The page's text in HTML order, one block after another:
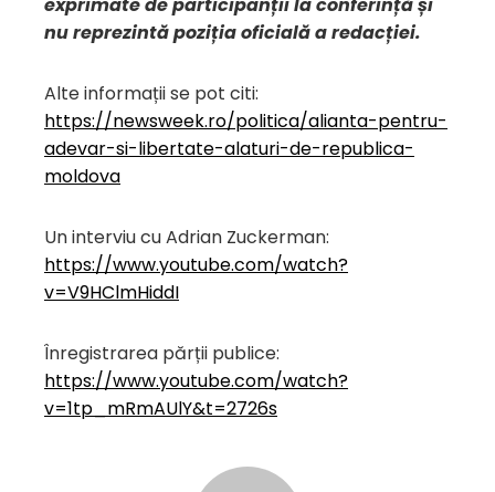
exprimate de participanții la conferință și
nu reprezintă poziția oficială a redacției.
Alte informații se pot citi:
https://newsweek.ro/politica/alianta-pentru-
adevar-si-libertate-alaturi-de-republica-
moldova
Un interviu cu Adrian Zuckerman:
https://www.youtube.com/watch?
v=V9HClmHiddI
Înregistrarea părții publice:
https://www.youtube.com/watch?
v=1tp_mRmAUlY&t=2726s